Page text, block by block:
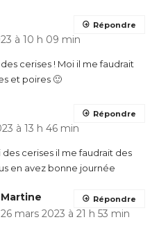
à 10 h 09 min
des cerises ! Moi il me faudrait
et poires 🙂
Répondre
à 13 h 46 min
des cerises il me faudrait des
en avez bonne journée
Répondre
Martine
26 mars 2023 à 21 h 53 min
Répondre